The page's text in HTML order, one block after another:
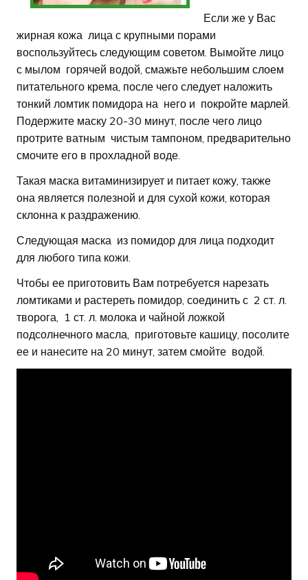
Если же у Вас
жирная кожа лица с крупными порами
воспользуйтесь следующим советом. Вымойте лицо
с мылом горячей водой, смажьте небольшим слоем
питательного крема, после чего следует наложить
тонкий ломтик помидора на него и покройте марлей.
Подержите маску 20-30 минут, после чего лицо
протрите ватным чистым тампоном, предварительно
смочите его в прохладной воде.
Такая маска витаминизирует и питает кожу, также
она является полезной и для сухой кожи, которая
склонна к раздражению.
Следующая маска из помидор для лица подходит
для любого типа кожи.
Чтобы ее приготовить Вам потребуется нарезать
ломтиками и растереть помидор, соединить с 2 ст. л.
творога, 1 ст. л. молока и чайной ложкой
подсолнечного масла, приготовьте кашицу, посолите
ее и нанесите на 20 минут, затем смойте водой.